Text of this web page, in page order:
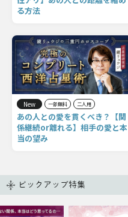
る方法
New 一部無料 二人用
あの人との愛を貫くべき？【関
係継続or離れる】相手の愛と本
当の望み
ピックアップ特集